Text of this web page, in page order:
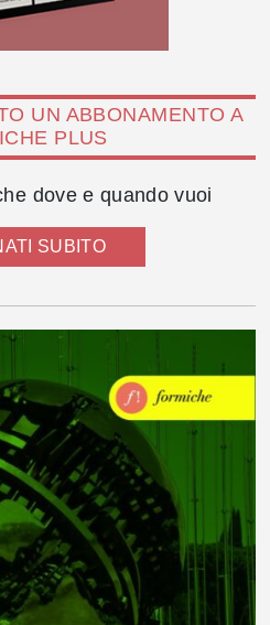
UN ABBONAMENTO A
PLUS
dove e quando vuoi
SUBITO